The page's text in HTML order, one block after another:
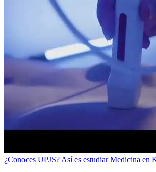
¿Conoces UPJS? Así es estudiar Medicina en